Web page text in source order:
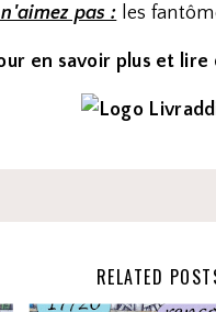
pas : les
en savoir plus et lire
RELATED